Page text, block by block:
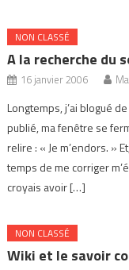
NON CLASSÉ
A la recherche du
16 janvier 2006
Longtemps, j’ai blogué
publié, ma fenêtre se
relire : « Je m’endors. »
temps de me corriger
croyais avoir […]
NON CLASSÉ
Wiki et le savoir